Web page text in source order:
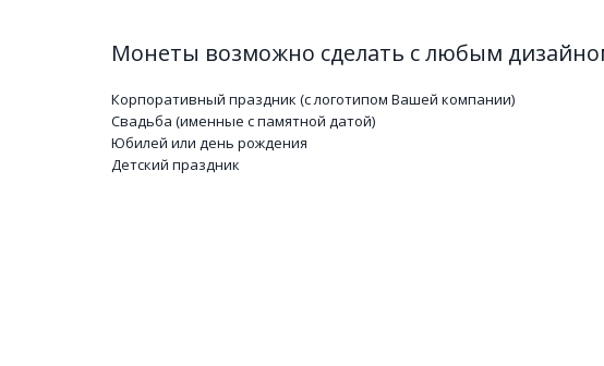
Монеты возможно сделать с любым
Корпоративный праздник (с логотипом Вашей компании)
Свадьба (именные с памятной датой)
Юбилей или день рождения
Детский праздник